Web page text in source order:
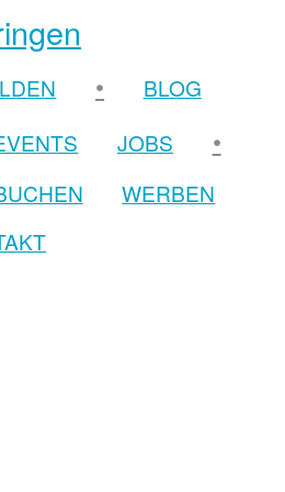
•
BLOG
JOBS •
WERBEN